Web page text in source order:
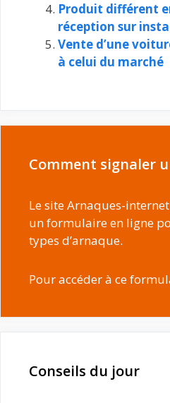
Produit différent
réception sur
Vente d’une
à celui du marché
Comment signaler
Le site Arnaques-
un formulaire en ligne
types d’arnaque.
Pour accéder à ce
Conseils du jour